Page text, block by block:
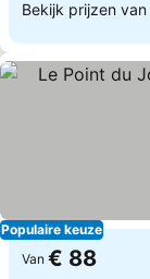
Bekijk prijzen van
Populaire keuze
Van € 88